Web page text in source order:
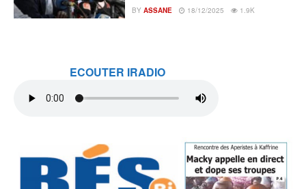
BY ASSANE 18/12/2025 1.9K
ECOUTER IRADIO